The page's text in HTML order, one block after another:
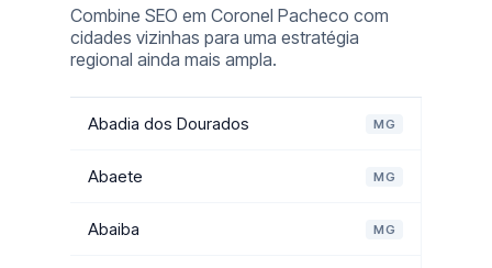
Combine SEO em Coronel Pacheco com
cidades vizinhas para uma estratégia
regional ainda mais ampla.
Abadia dos Dourados MG
Abaete MG
Abaiba MG